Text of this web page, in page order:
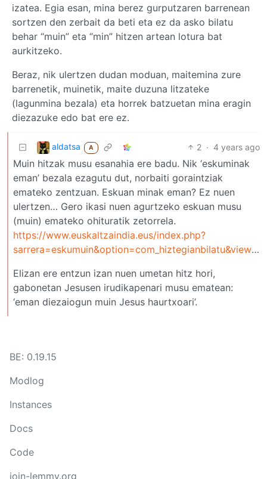
izatea. Egia esan, mina berez gurputzaren barrenean
sortzen den zerbait da beti eta ez da asko bilatu
behar “muin” eta “min” hitzen artean lotura bat
aurkitzeko.
Beraz, nik ulertzen dudan moduan, maitemina zure
barrenetik, muinetik, maite duzuna litzateke
(lagunmina bezala) eta horrek batzuetan mina eragin
diezazuke edo bat ere ez.
aldatsa A 2 · 4 years ago
Muin hitzak musu esanahia ere badu. Nik ‘eskuminak
eman’ bezala ezagutu dut, norbaiti goraintziak
emateko zentzuan. Eskuan minak eman? Ez nuen
ulertzen… Gero ikasi nuen agurtzeko eskuan musu
(muin) emateko ohituratik zetorrela.
https://www.euskaltzaindia.eus/index.php?
sarrera=eskumuin&option=com_hiztegianbilatu&view=frontpage&Itemid=410&lang=eu&bila=bai
Elizan ere entzun izan nuen umetan hitz hori,
gabonetan Jesusen irudikapenari musu ematean:
‘eman diezaiogun muin Jesus haurtxoari’.
BE: 0.19.15
Modlog
Instances
Docs
Code
join-lemmy.org